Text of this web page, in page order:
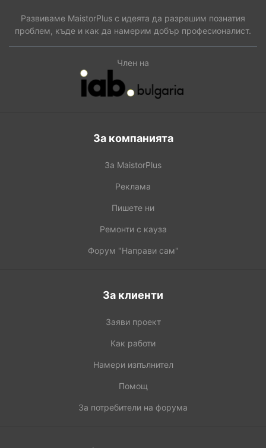
Развиваме MaistorPlus с идеята да разрешим познатия
проблем, къде и как да намерим добър професионалист.
Член на
За компанията
За MaistorPlus
Реклама
Пишете ни
Ремонти с кауза
Форум "Направи сам"
За клиенти
Заяви проект
Как работи
Намери изпълнител
Помощ
За потребители на форума